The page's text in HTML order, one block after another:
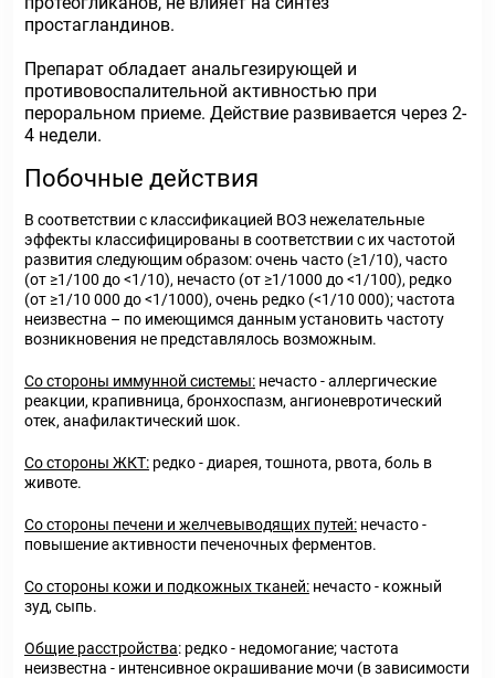
простагландинов.
Препарат обладает анальгезирующей и
противовоспалительной активностью при
пероральном приеме. Действие развивается через 2-
4 недели.
Побочные действия
В соответствии с классификацией ВОЗ нежелательные
эффекты классифицированы в соответствии с их частотой
развития следующим образом: очень часто (≥1/10), часто
(от ≥1/100 до <1/10), нечасто (от ≥1/1000 до <1/100), редко
(от ≥1/10 000 до <1/1000), очень редко (<1/10 000); частота
неизвестна – по имеющимся данным установить частоту
возникновения не представлялось возможным.
Со стороны иммунной системы: нечасто - аллергические
реакции, крапивница, бронхоспазм, ангионевротический
отек, анафилактический шок.
Со стороны ЖКТ: редко - диарея, тошнота, рвота, боль в
животе.
Со стороны печени и желчевыводящих путей: нечасто -
повышение активности печеночных ферментов.
Со стороны кожи и подкожных тканей: нечасто - кожный
зуд, сыпь.
Общие расстройства: редко - недомогание; частота
неизвестна - интенсивное окрашивание мочи (в зависимости